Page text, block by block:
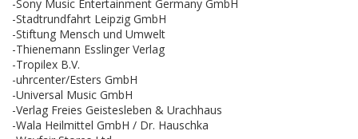
-Sony Music Entertainment Germany GmbH
-Stadtrundfahrt Leipzig GmbH
-Stiftung Mensch und Umwelt
-Thienemann Esslinger Verlag
-Tropilex B.V.
-uhrcenter/Esters GmbH
-Universal Music GmbH
-Verlag Freies Geistesleben & Urachhaus
-Wala Heilmittel GmbH / Dr. Hauschka